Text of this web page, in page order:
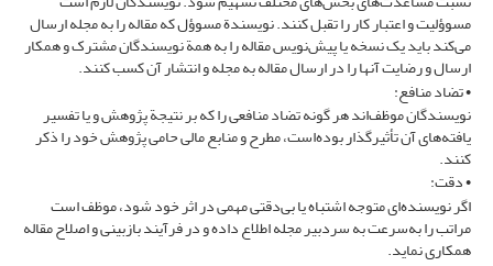
مسوؤلیت و اعتبار کار را تقبل کنند. نویسندة مسوؤل که مقاله را به مجله ارسال
می‌کند باید یک نسخه یا پیش‌نویس مقاله را به همة نویسندگان مشترک و همکار
ارسال و رضایت آنها را در ارسال مقاله به مجله و انتشار آن کسب کنند.
• تضاد منافع:
نویسندگان موظف‌اند هر گونه تضاد منافعی را که بر نتیجة پژوهش و یا تفسیر
یافته‌های آن تأثیرگذار بوده‌است، مطرح و منابع مالی حامی پژوهش خود را ذکر
کنند.
• دقت:
اگر نویسنده‌ای متوجه اشتباه یا بی‌دقتی مهمی در اثر خود شود، موظف است
مراتب را به‌سرعت به سردبیر مجله اطلاع داده و در فرآیند بازبینی و اصلاح مقاله
همکاری نماید.